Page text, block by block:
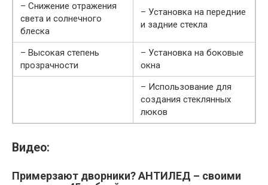
– Снижение отражения
света и солнечного
блеска
– Установка на передние
и задние стекла
– Высокая степень
прозрачности
– Установка на боковые
окна
– Использование для
создания стеклянных
люков
Видео:
Примерзают дворники? АНТИЛЕД – своими